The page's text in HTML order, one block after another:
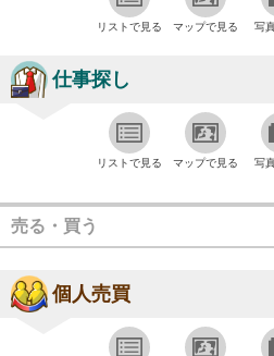
リストで見る マップで見る 写
仕事探し
リストで見る マップで見る 写
売る・買う
個人売買